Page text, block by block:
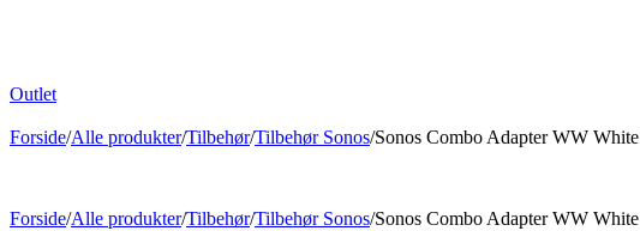
Outlet
Forside/Alle produkter/Tilbehør/Tilbehør Sonos/Sonos Combo Adapter WW White
Forside/Alle produkter/Tilbehør/Tilbehør Sonos/Sonos Combo Adapter WW White